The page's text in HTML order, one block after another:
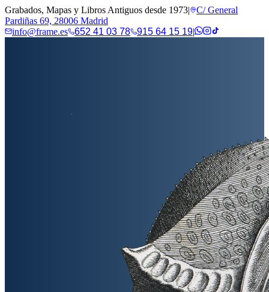
Grabados, Mapas y Libros Antiguos desde 1973|
C/ General
Pardiñas 69, 28006 Madrid
info@frame.es
652 41 03 78 915 64 15 19|